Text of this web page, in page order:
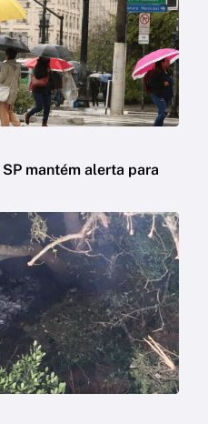
mantém alerta para